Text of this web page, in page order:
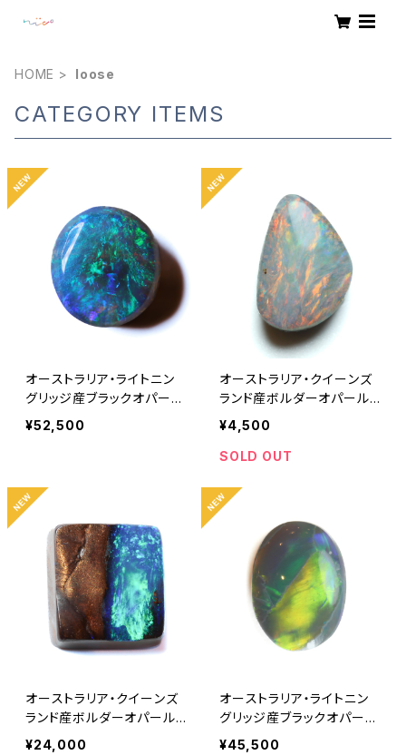
HOME loose
CATEGORY ITEMS
オーストラリア・ライトニン
グリッジ産ブラックオパール
1.00ct
¥52,500
オーストラリア・クイーンズ
ランド産ボルダーオパール
0.52ct ※特記あり
¥4,500
SOLD OUT
オーストラリア・クイーンズ
ランド産ボルダーオパール
3.34ct
¥24,000
オーストラリア・ライトニン
グリッジ産ブラックオパール
0.30ct
¥45,500